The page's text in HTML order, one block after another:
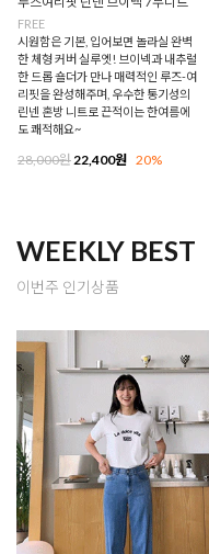
FREE
시원함은 기본, 입어보면 놀라실 완벽
한 체형 커버 실루엣! 브이넥과 내추럴
한 드롭 숄더가 만나 매력적인 루즈-여
리핏을 완성해주며, 우수한 통기성의
린넨 혼방 니트로 끈적이는 한여름에
도 쾌적해요~
28,000원22,400원 20%
WEEKLY BEST
이번주 인기상품